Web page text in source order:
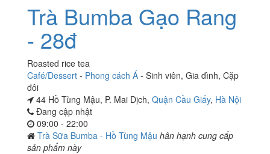
Trà Bumba Gạo Rang
- 28đ
Roasted rice tea
Café/Dessert - Phong cách Á - Sinh viên, Gia đình, Cặp
đôi
44 Hồ Tùng Mậu, P. Mai Dịch, Quận Cầu Giấy, Hà Nội
Đang cập nhật
09:00 - 22:00
Trà Sữa Bumba - Hồ Tùng Mậu hân hạnh cung cấp
sản phẩm này